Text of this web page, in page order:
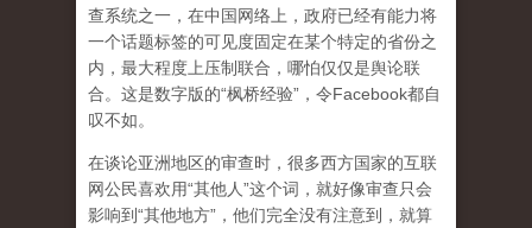
查系统之一，在中国网络上，政府已经有能力将
一个话题标签的可见度固定在某个特定的省份之
内，最大程度上压制联合 ，哪怕仅仅是舆论联
合。这是数字版的“枫桥经验”，令Facebook都自
叹不如。
在谈论亚洲地区的审查时，很多西方国家的互联
网公民喜欢用“其他人”这个词，就好像审查只会
影响到“其他地方”，他们完全没有注意到， 就算